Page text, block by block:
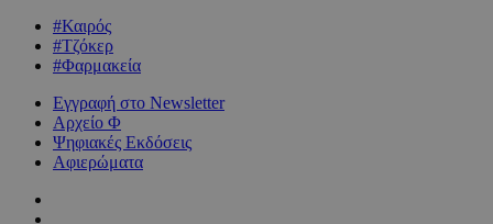
#Καιρός
#Τζόκερ
#Φαρμακεία
Εγγραφή στο Newsletter
Αρχείο Φ
Ψηφιακές Εκδόσεις
Αφιερώματα